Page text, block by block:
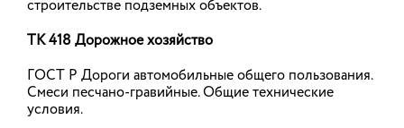
разработке проектной и сметной
документации
проектной и сметной документации
13.05.2026
строительстве подземных объектов.
ТК 418 Дорожное хозяйство
ГОСТ Р Дороги автомобильные общего пользования.
Смеси песчано-гравийные. Общие технические
условия.